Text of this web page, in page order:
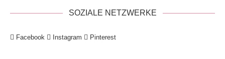
SOZIALE NETZWERKE
Facebook Instagram Pinterest